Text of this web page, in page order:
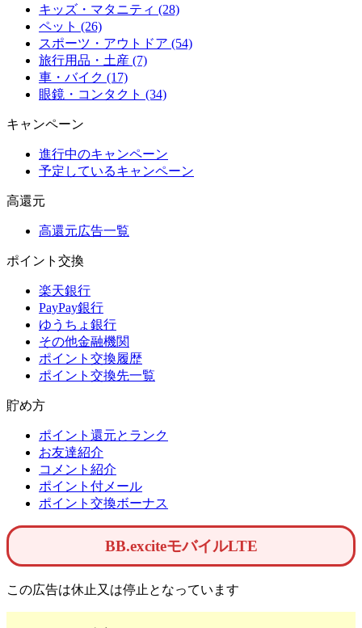
キッズ・マタニティ (28)
ペット (26)
スポーツ・アウトドア (54)
旅行用品・土産 (7)
車・バイク (17)
眼鏡・コンタクト (34)
キャンペーン
進行中のキャンペーン
予定しているキャンペーン
高還元
高還元広告一覧
ポイント交換
楽天銀行
PayPay銀行
ゆうちょ銀行
その他金融機関
ポイント交換履歴
ポイント交換先一覧
貯め方
ポイント還元とランク
お友達紹介
コメント紹介
ポイント付メール
ポイント交換ボーナス
BB.exciteモバイルLTE
この広告は休止又は停止となっています